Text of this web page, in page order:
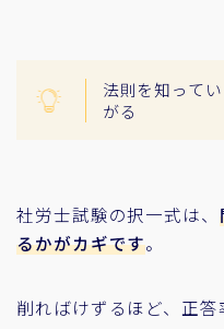
法則を知って
がる
社労士試験の択一式は、
るかがカギです。
削ればけずるほど、正答